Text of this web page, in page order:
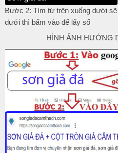
Bước 2: Tìm từ trên xuống dưới
dưới thì bấm vào để lấy số
HÌNH ẢNH HƯỚNG